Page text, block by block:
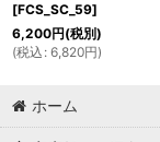
[FCS_SC_59]
6,200円(税別)
(税込 : 6,820円)
ホーム